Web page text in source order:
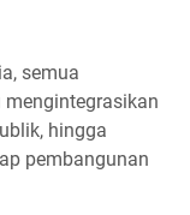
semua
hingga
pembangunan